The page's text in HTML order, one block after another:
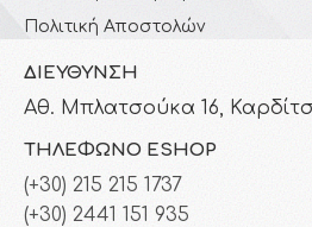
Πολιτική Αποστολών
ΔΙΕΎΘΥΝΣΗ
Αθ. Μπλατσούκα 16,
ΤΗΛΈΦΩΝΟ ESHOP
(+30) 215 215 1737
(+30) 2441 151 935